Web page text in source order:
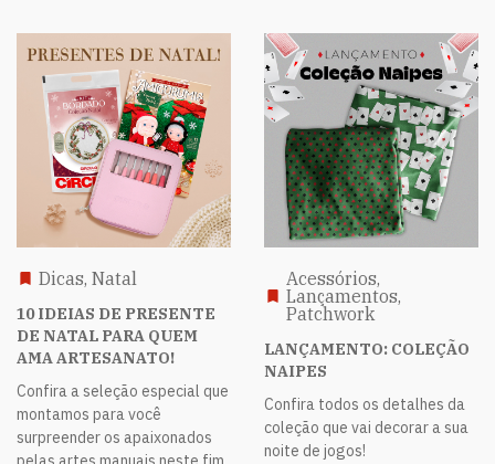
Dicas, Natal
10 IDEIAS DE PRESENTE
DE NATAL PARA QUEM
AMA ARTESANATO!
Confira a seleção especial que
montamos para você
surpreender os apaixonados
Acessórios,
Lançamentos,
Patchwork
LANÇAMENTO: COLEÇÃO
NAIPES
Confira todos os detalhes da
coleção que vai decorar a sua
noite de jogos!